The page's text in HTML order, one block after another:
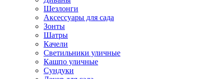
Шезлонги
Аксессуары для сада
Зонты
Шатры
Качели
Cветильники уличные
Кашпо уличные
Сундуки